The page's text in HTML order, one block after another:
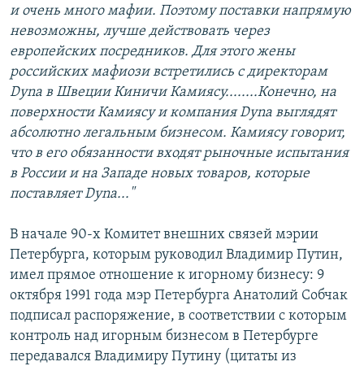
и очень много мафии. Поэтому поставки напрямую
невозможны, лучше действовать через
европейских посредников. Для этого жены
российских мафиози встретились с директорам
Dyna в Швеции Киничи Камиясу........Конечно, на
поверхности Камиясу и компания Dyna выглядят
абсолютно легальным бизнесом. Камиясу говорит,
что в его обязанности входят рыночные испытания
в России и на Западе новых товаров, которые
поставляет Dyna..."
В начале 90-х Комитет внешних связей мэрии
Петербурга, которым руководил Владимир Путин,
имел прямое отношение к игорному бизнесу: 9
октября 1991 года мэр Петербурга Анатолий Собчак
подписал распоряжение, в соответствии с которым
контроль над игорным бизнесом в Петербурге
передавался Владимиру Путину (цитаты из